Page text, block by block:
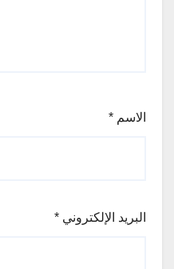
الاسم *
البريد الإلكتروني *